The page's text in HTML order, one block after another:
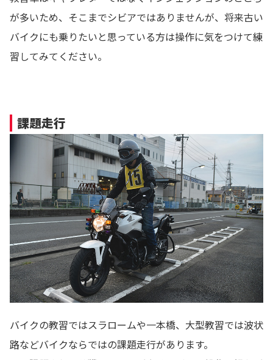
が多いため、そこまでシビアではありませんが、将来古い
バイクにも乗りたいと思っている方は操作に気をつけて練
習してみてください。
課題走行
バイクの教習ではスラロームや一本橋、大型教習では波状
路などバイクならではの課題走行があります。